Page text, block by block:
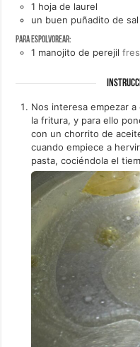
1 hoja de laurel
un buen puñadito de
Para espolvorear:
1 manojito de perejil
Nos interesa empezar
la fritura, y para ello
con un chorrito de
cuando empiece a
pasta, cociéndola el